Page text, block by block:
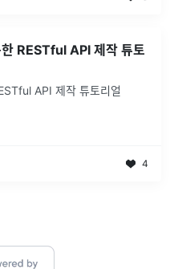
RESTful API 제작 튜토
API 제작 튜토리얼
4